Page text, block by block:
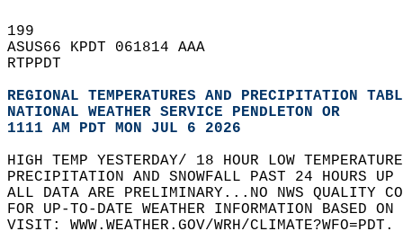
199
ASUS66 KPDT 061814 AAA
RTPPDT
REGIONAL TEMPERATURES AND PRECIPITATION
NATIONAL WEATHER SERVICE PENDLETON OR
1111 AM PDT MON JUL 6 2026
HIGH TEMP YESTERDAY/ 18 HOUR LOW
PRECIPITATION AND SNOWFALL PAST 24 HOURS
ALL DATA ARE PRELIMINARY...NO NWS QUALITY
FOR UP-TO-DATE WEATHER INFORMATION BASED
VISIT: WWW.WEATHER.GOV/WRH/